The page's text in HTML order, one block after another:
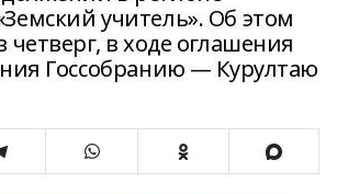
учитель». Об этом
в ходе оглашения
Госсобранию — Курултаю